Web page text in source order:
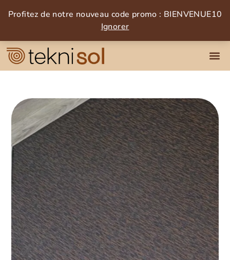
Profitez de notre nouveau code promo : BIENVENUE10
Ignorer